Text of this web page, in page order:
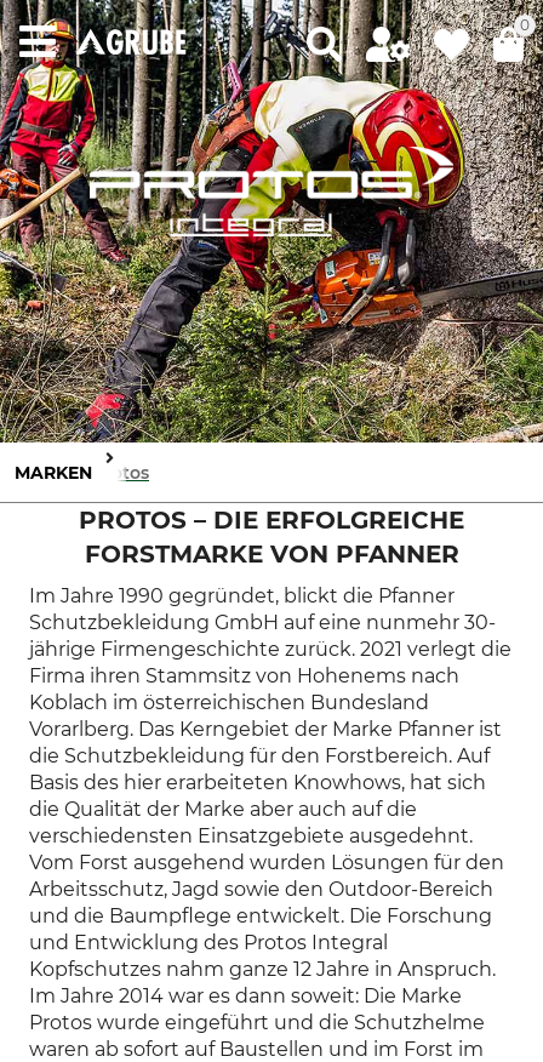
0
MARKEN Protos
PROTOS – DIE ERFOLGREICHE
FORSTMARKE VON PFANNER
Im Jahre 1990 gegründet, blickt die Pfanner
Schutzbekleidung GmbH auf eine nunmehr 30-
jährige Firmengeschichte zurück. 2021 verlegt die
Firma ihren Stammsitz von Hohenems nach
Koblach im österreichischen Bundesland
Vorarlberg. Das Kerngebiet der Marke Pfanner ist
die Schutzbekleidung für den Forstbereich. Auf
Basis des hier erarbeiteten Knowhows, hat sich
die Qualität der Marke aber auch auf die
verschiedensten Einsatzgebiete ausgedehnt.
Vom Forst ausgehend wurden Lösungen für den
Arbeitsschutz, Jagd sowie den Outdoor-Bereich
und die Baumpflege entwickelt. Die Forschung
und Entwicklung des Protos Integral
Kopfschutzes nahm ganze 12 Jahre in Anspruch.
Im Jahre 2014 war es dann soweit: Die Marke
Protos wurde eingeführt und die Schutzhelme
waren ab sofort auf Baustellen und im Forst im